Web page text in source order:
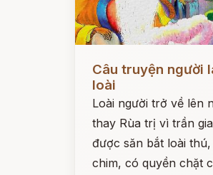
Câu truyện người
loài
Loài người trở về lên
thay Rùa trị vì trần
được săn bắt loài
chim, có quyền chặt